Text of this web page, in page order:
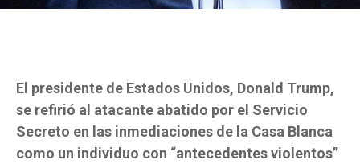
El presidente de Estados Unidos, Donald Trump,
se refirió al atacante abatido por el Servicio
Secreto en las inmediaciones de la Casa Blanca
como un individuo con “antecedentes violentos”